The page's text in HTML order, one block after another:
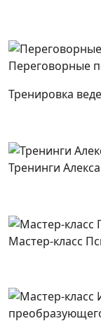
Переговорные
Тренировка
Тренинги
Мастер-класс